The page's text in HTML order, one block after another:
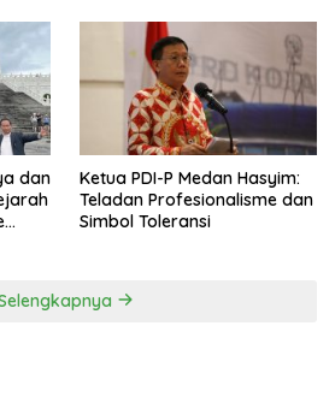
dan
Ketua PDI-P Medan Hasyim:
Teladan Profesionalisme dan
Simbol Toleransi